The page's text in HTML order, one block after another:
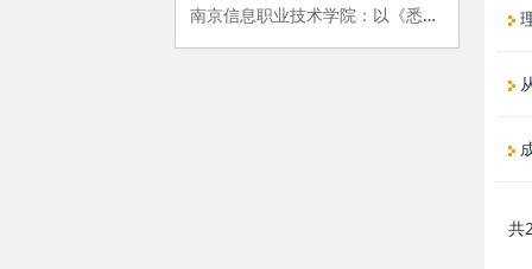
南京信息职业技术学院：以《悉尼协议》为范式，开展专业内涵建设
共